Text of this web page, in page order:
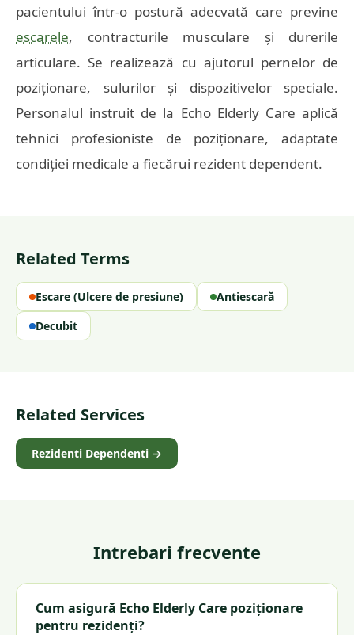
pacientului într-o postură adecvată care previne
escarele, contracturile musculare și durerile
articulare. Se realizează cu ajutorul pernelor de
poziționare, sulurilor și dispozitivelor speciale.
Personalul instruit de la Echo Elderly Care aplică
tehnici profesioniste de poziționare, adaptate
condiției medicale a fiecărui rezident dependent.
Related Terms
Escare (Ulcere de presiune)
Antiescară
Decubit
Related Services
Rezidenti Dependenti →
Intrebari frecvente
Cum asigură Echo Elderly Care poziționare
pentru rezidenți?